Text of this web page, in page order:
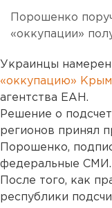
Порошенко
«оккупации»
Украинцы
«оккупацию»
агентства ЕАН.
Решение о
регионов принял
Порошенко,
федеральные СМИ.
После того, как
республики